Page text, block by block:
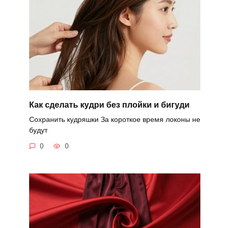
Как сделать кудри без плойки и бигуди
Сохранить кудряшки За короткое время локоны не
будут
0 0